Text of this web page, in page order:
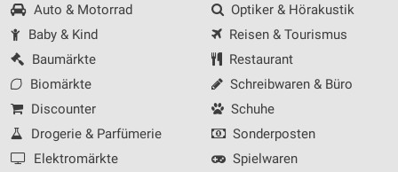
Auto & Motorrad
Baby & Kind
Baumärkte
Biomärkte
Discounter
Drogerie & Parfümerie
Elektromärkte
Optiker & Hörakustik
Reisen & Tourismus
Restaurant
Schreibwaren & Büro
Schuhe
Sonderposten
Spielwaren